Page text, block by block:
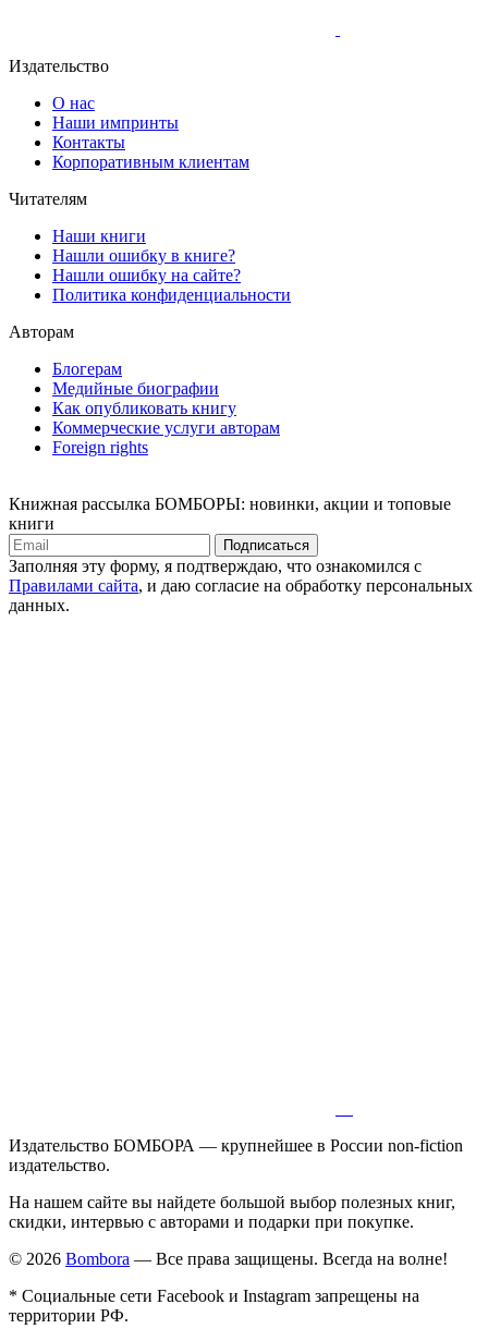
Издательство
О нас
Наши импринты
Контакты
Корпоративным клиентам
Читателям
Наши книги
Нашли ошибку в книге?
Нашли ошибку на сайте?
Политика конфиденциальности
Авторам
Блогерам
Медийные биографии
Как опубликовать книгу
Коммерческие услуги авторам
Foreign rights
Книжная рассылка БОМБОРЫ: новинки, акции и топовые
книги
Подписаться
Заполняя эту форму, я подтверждаю, что ознакомился с
Правилами сайта, и даю согласие на обработку персональных
данных.
Издательство БОМБОРА — крупнейшее в России non-fiction
издательство.
На нашем сайте вы найдете большой выбор полезных книг,
скидки, интервью с авторами и подарки при покупке.
© 2026 Bombora — Все права защищены. Всегда на волне!
* Социальные сети Facebook и Instagram запрещены на
территории РФ.